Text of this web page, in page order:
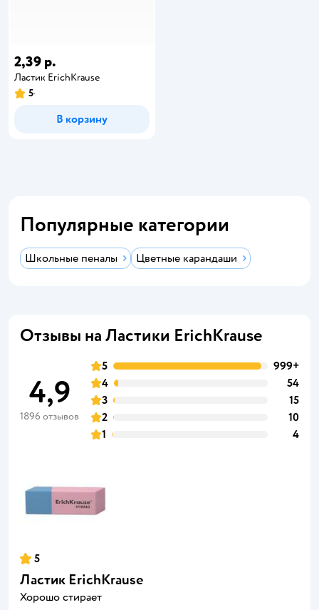
2,39 р.
Ластик ErichKrause
5
В корзину
Популярные категории
Школьные пеналы Цветные карандаши
Отзывы на Ластики ErichKrause
4,9
1896 отзывов
5
999+
4
54
3
15
2
10
1
4
5
Ластик ErichKrause
Хорошо стирает